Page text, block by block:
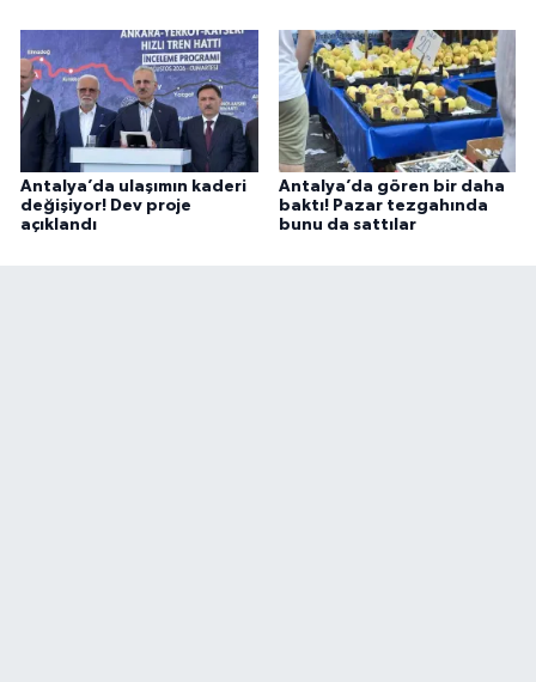
Antalya’da ulaşımın kaderi
değişiyor! Dev proje
açıklandı
Antalya’da gören bir daha
baktı! Pazar tezgahında
bunu da sattılar